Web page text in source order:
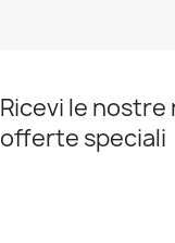
Ricevi le nostre
offerte speciali